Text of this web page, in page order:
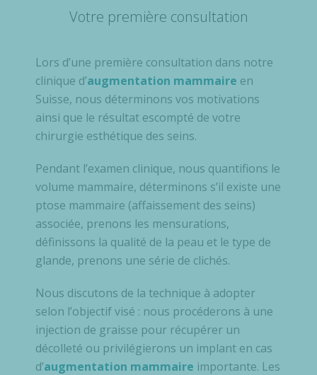
Votre première consultation
Lors d’une première consultation dans notre
clinique d’augmentation mammaire en
Suisse, nous déterminons vos motivations
ainsi que le résultat escompté de votre
chirurgie esthétique des seins.
Pendant l’examen clinique, nous quantifions le
volume mammaire, déterminons s’il existe une
ptose mammaire (affaissement des seins)
associée, prenons les mensurations,
définissons la qualité de la peau et le type de
glande, prenons une série de clichés.
Nous discutons de la technique à adopter
selon l’objectif visé : nous procéderons à une
injection de graisse pour récupérer un
décolleté ou privilégierons un implant en cas
d’augmentation mammaire importante. Les